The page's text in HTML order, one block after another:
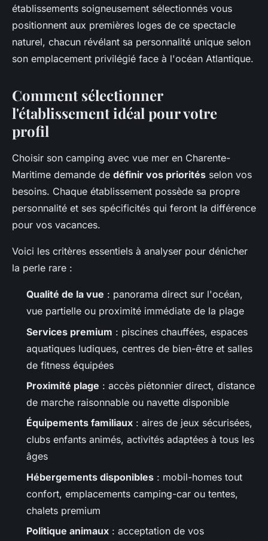
établissements soigneusement sélectionnés vous
positionnent aux premières loges de ce spectacle
naturel, chacun révélant sa personnalité unique selon
son emplacement privilégié face à l'océan Atlantique.
Comment sélectionner
l'établissement idéal pour votre
profil
Choisir son camping avec vue mer en Charente-
Maritime demande de définir vos priorités selon vos
besoins. Chaque établissement possède sa propre
personnalité et ses spécificités qui feront la différence
pour vos vacances.
Voici les critères essentiels à analyser pour dénicher
la perle rare :
Qualité de la vue : panorama direct sur l'océan,
vue partielle ou proximité immédiate de la plage
Services premium : piscines chauffées, espaces
aquatiques ludiques, centres de bien-être et salles
de fitness équipées
Proximité plage : accès piétonnier direct, distance
de marche raisonnable ou navette disponible
Équipements familiaux : aires de jeux sécurisées,
clubs enfants animés, activités adaptées à tous les
âges
Hébergements disponibles : mobil-homes tout
confort, emplacements camping-car ou tentes,
chalets premium
Politique animaux : acceptation de vos